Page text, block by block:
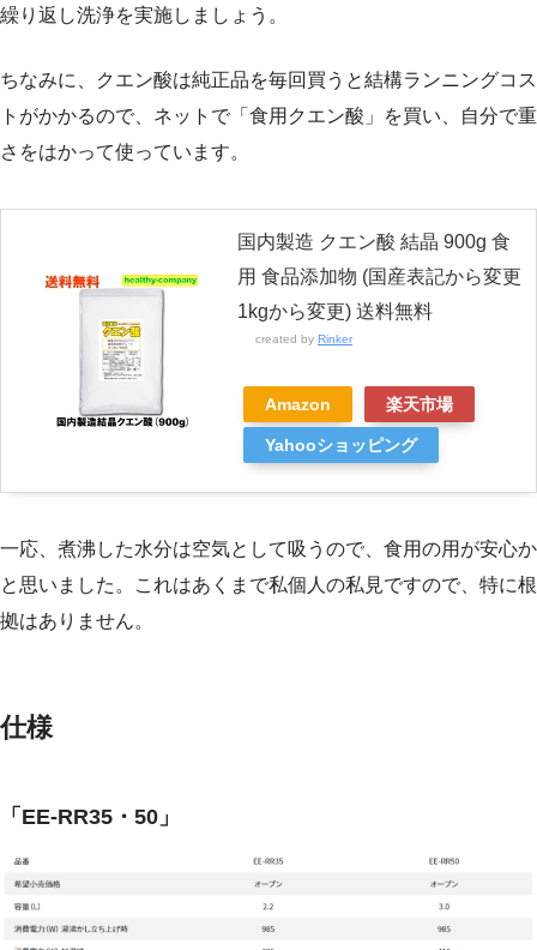
繰り返し洗浄を実施しましょう。
ちなみに、クエン酸は純正品を毎回買うと結構ランニングコス
トがかかるので、ネットで「食用クエン酸」を買い、自分で重
さをはかって使っています。
国内製造 クエン酸 結晶 900g 食
用 食品添加物 (国産表記から変更
1kgから変更) 送料無料
created by Rinker
Amazon 楽天市場
Yahooショッピング
一応、煮沸した水分は空気として吸うので、食用の用が安心か
と思いました。これはあくまで私個人の私見ですので、特に根
拠はありません。
仕様
「EE-RR35・50」